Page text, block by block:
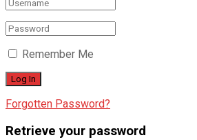
Remember Me
Forgotten Password?
Retrieve your password